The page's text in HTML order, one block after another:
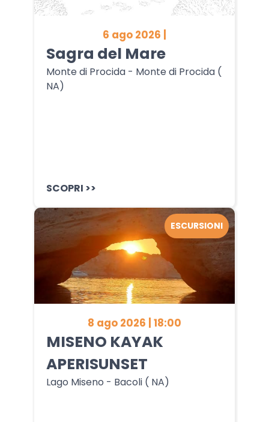
6 ago 2026 |
Sagra del Mare
Monte di Procida - Monte di Procida (
NA)
SCOPRI >>
8 ago 2026 | 18:00
MISENO KAYAK
APERISUNSET
Lago Miseno - Bacoli ( NA)
ESCURSIONI